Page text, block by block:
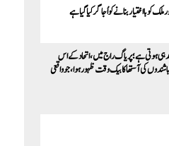
ہوتی ہے؛ پریاگ راج میں، اتحاد کے اس
پورے 45 دنوں تک،اس تہوار میں 140 کروڑ باشندوں کی آستھا کا بیک وقت ظہور ہوا ، جو واقعی